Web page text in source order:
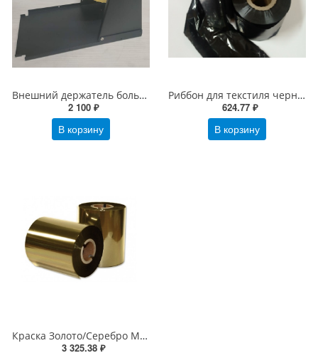
Внешний держатель больших рулонов для MPRINT TLP100/300 TERRA NOVA (4544)
2 100 ₽
В корзину
Риббон для текстиля черный 30мм х 300м RESIN TEXTILE OUT универсальный
624.77 ₽
В корзину
Краска Золото/Серебро Матовый (риббон) для текстильных лент 104х200х25 (ширина х длина х втулка) OUT/IN
3 325.38 ₽